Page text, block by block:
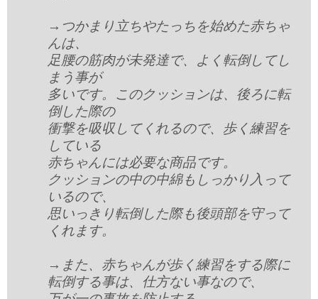
→つかまり立ちやたっちを始めた赤ちゃ
んは、
足腰の筋肉が未発達で、よく転倒してし
まう事が
多いです。このクッションは、後ろに転
倒した際の
衝撃を吸収してくれるので、歩く練習を
している
赤ちゃんには必要な商品です。
クッションの中の中綿もしっかり入って
いるので、
思いっきり転倒した際も後頭部を守って
くれます。
→また、赤ちゃんが歩く練習をする際に
転倒する事は、仕方ない事なので、